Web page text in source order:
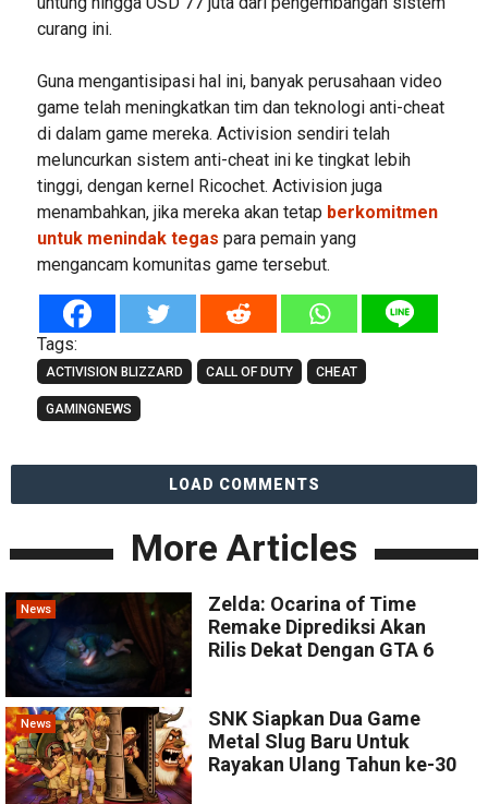
curang ini.
Guna mengantisipasi hal ini, banyak perusahaan video
game telah meningkatkan tim dan teknologi anti-cheat
di dalam game mereka. Activision sendiri telah
meluncurkan sistem anti-cheat ini ke tingkat lebih
tinggi, dengan kernel Ricochet. Activision juga
menambahkan, jika mereka akan tetap berkomitmen
untuk menindak tegas para pemain yang
mengancam komunitas game tersebut.
Tags:
ACTIVISION BLIZZARD CALL OF DUTY CHEAT
GAMINGNEWS
LOAD COMMENTS
More Articles
News
Zelda: Ocarina of Time
Remake Diprediksi Akan
Rilis Dekat Dengan GTA 6
News
SNK Siapkan Dua Game
Metal Slug Baru Untuk
Rayakan Ulang Tahun ke-30